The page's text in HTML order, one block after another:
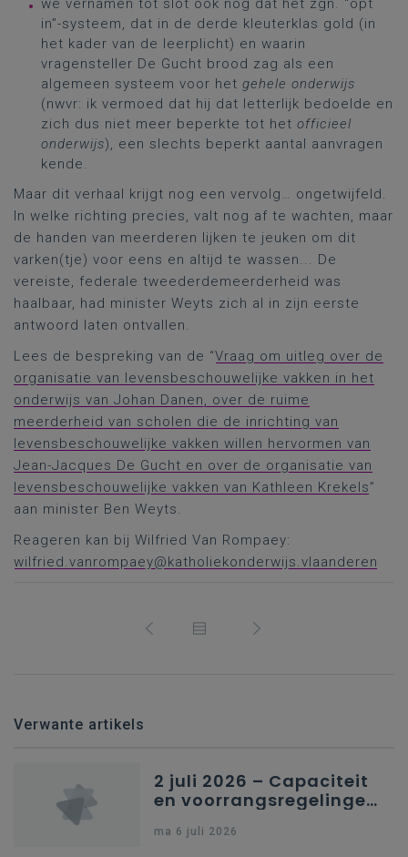
we vernamen tot slot ook nog dat het zgn. “opt
in”-systeem, dat in de derde kleuterklas gold (in
het kader van de leerplicht) en waarin
vragensteller De Gucht brood zag als een
algemeen systeem voor het gehele onderwijs
(nwvr: ik vermoed dat hij dat letterlijk bedoelde en
zich dus niet meer beperkte tot het officieel
onderwijs), een slechts beperkt aantal aanvragen
kende.
Maar dit verhaal krijgt nog een vervolg… ongetwijfeld.
In welke richting precies, valt nog af te wachten, maar
de handen van meerderen lijken te jeuken om dit
varken(tje) voor eens en altijd te wassen... De
vereiste, federale tweederdemeerderheid was
haalbaar, had minister Weyts zich al in zijn eerste
antwoord laten ontvallen.
Lees de bespreking van de “Vraag om uitleg over de
organisatie van levensbeschouwelijke vakken in het
onderwijs van Johan Danen, over de ruime
meerderheid van scholen die de inrichting van
levensbeschouwelijke vakken willen hervormen van
Jean-Jacques De Gucht en over de organisatie van
levensbeschouwelijke vakken van Kathleen Krekels”
aan minister Ben Weyts.
Reageren kan bij Wilfried Van Rompaey:
wilfried.vanrompaey@katholiekonderwijs.vlaanderen
Verwante artikels
2 juli 2026 – Capaciteit
en voorrangsregelingen
secundair onderwijs in
ma 6 juli 2026